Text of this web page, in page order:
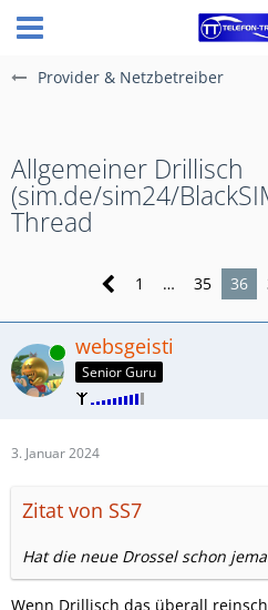
Provider & Netzbetreiber
Allgemeiner Drillisch
(sim.de/sim24/
Thread
1 … 35 36
Online websgeisti
Senior Guru
3. Januar 2024
Zitat von SS7
Hat die neue Drossel schon
Wenn Drillisch das überall